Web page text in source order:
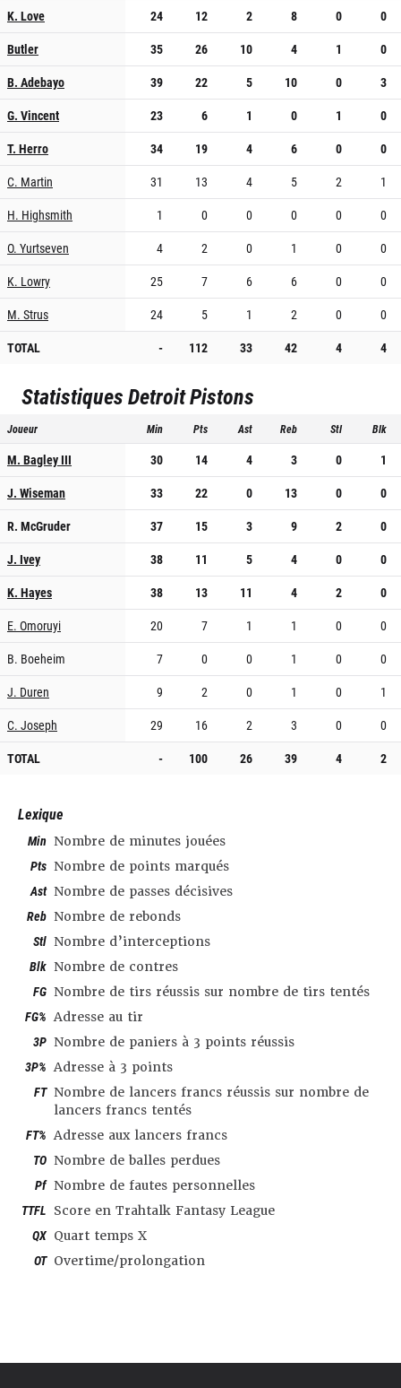
K. Love 24 12 2 8 0
0
Butler
35 26 10 4 1
0
B. Adebayo
39 22 5 10 0
3
G. Vincent
23 6 1 0 1
0
T. Herro
34 19 4 6 0
0
C. Martin
31 13 4 5 2
1
H. Highsmith
1 0 0 0 0
0
O. Yurtseven
4 2 0 1 0
0
K. Lowry
25 7 6 6 0
0
M. Strus
24 5 1 2 0
0
TOTAL
- 112 33 42 4 4
StatistiquesDetroit Pistons
Joueur Min Pts Ast Reb Stl Blk
M. Bagley III 30 14 4 3 0
1
J. Wiseman
33 22 0 13 0
0
R. McGruder
37 15 3 9 2
0
J. Ivey
38 11 5 4 0
0
K. Hayes
38 13 11 4 2
0
E. Omoruyi
20 7 1 1 0
0
B. Boeheim
7 0 0 1 0
0
J. Duren
9 2 0 1 0
1
C. Joseph
29 16 2 3 0
0
TOTAL
- 100 26 39 4 2
Lexique
Min Nombre de minutes jouées
Pts Nombre de points marqués
Ast Nombre de passes décisives
Reb Nombre de rebonds
Stl Nombre d’interceptions
Blk Nombre de contres
FG Nombre de tirs réussis sur nombre de tirs tentés
FG% Adresse au tir
3P Nombre de paniers à 3 points réussis
3P% Adresse à 3 points
FT Nombre de lancers francs réussis sur nombre de
lancers francs tentés
FT% Adresse aux lancers francs
TO Nombre de balles perdues
Pf Nombre de fautes personnelles
TTFL Score en Trahtalk Fantasy League
QX Quart temps X
OT Overtime/prolongation